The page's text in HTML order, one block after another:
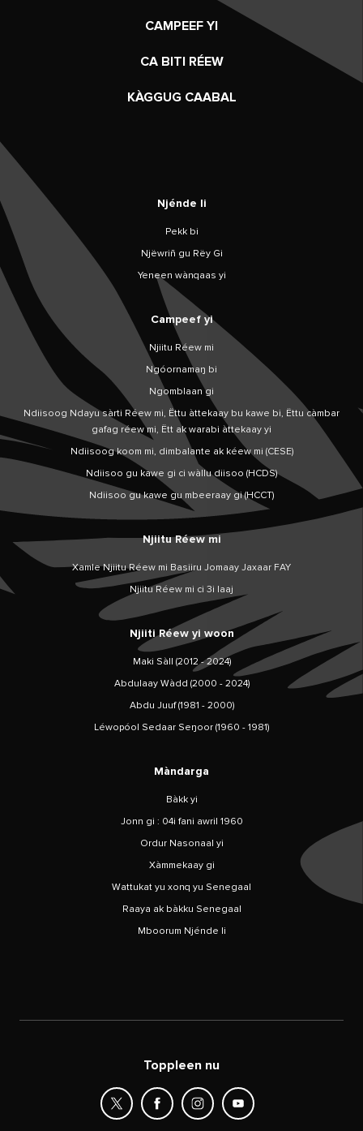
CAMPEEF YI
CA BITI RÉEW
KÀGGUG CAABAL
Njénde li
Pekk bi
Njëwriñ gu Rëy Gi
Yeneen wànqaas yi
Campeef yi
Njiitu Réew mi
Ngóornamaŋ bi
Ngomblaan gi
Ndiisoog Ndayu sàrti Réew mi, Ëttu àttekaay bu kawe bi, Ëttu càmbar
gafag réew mi, Ëtt ak warabi àttekaay yi
Ndiisoog koom mi, dimbalante ak kéew mi (CESE)
Ndiisoo gu kawe gi ci wàllu diisoo (HCDS)
Ndiisoo gu kawe gu mbeeraay gi (HCCT)
Njiitu Réew mi
Xamle Njiitu Réew mi Basiiru Jomaay Jaxaar FAY
Njiitu Réew mi ci 3i laaj
Njiiti Réew yi woon
Maki Sàll (2012 - 2024)
Abdulaay Wàdd (2000 - 2024)
Abdu Juuf (1981 - 2000)
Léwopóol Sedaar Seŋoor (1960 - 1981)
Màndarga
Bàkk yi
Jonn gi : 04i fani awril 1960
Ordur Nasonaal yi
Xàmmekaay gi
Wattukat yu xonq yu Senegaal
Raaya ak bàkku Senegaal
Mboorum Njénde li
Toppleen nu